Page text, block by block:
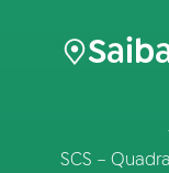
SCS –